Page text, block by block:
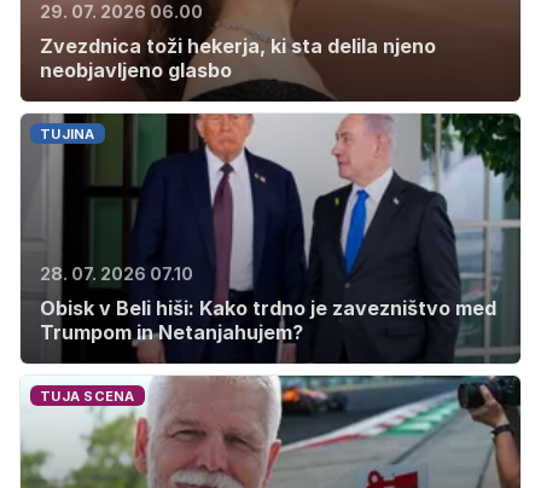
29. 07. 2026 06.00
Zvezdnica toži hekerja, ki sta delila njeno
neobjavljeno glasbo
TUJINA
28. 07. 2026 07.10
Obisk v Beli hiši: Kako trdno je zavezništvo med
Trumpom in Netanjahujem?
TUJA SCENA